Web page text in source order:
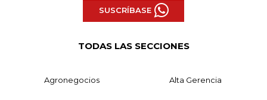
SUSCRÍBASE
TODAS LAS SECCIONES
Agronegocios Alta Gerencia